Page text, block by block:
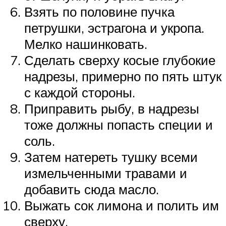
Взять по половине пучка
петрушки, эстрагона и укропа.
Мелко нашинковать.
Сделать сверху косые глубокие
надрезы, примерно по пять штук
с каждой стороны.
Приправить рыбу, в надрезы
тоже должны попасть специи и
соль.
Затем натереть тушку всеми
измельченными травами и
добавить сюда масло.
Выжать сок лимона и полить им
сверху.